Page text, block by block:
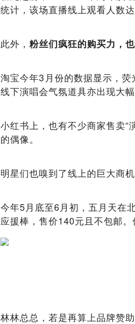
统计，该场直播线上观看人数
此外， 粉丝们疯狂的购买力，
淘宝今年3月份的数据显示，
线下演唱会气氛道具亦出现大幅
小红书上，也有不少商家售卖
的偶像。
明星们也嗅到了线上的巨大商机
今年5月底至6月初，五月天在
应援棒，售价140元且不包邮
林林总总，若是再算上品牌赞